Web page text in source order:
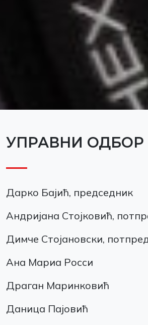
УПРАВНИ ОДБОР
Дарко Бајић, председник
Андријана Стојковић,
Димче Стојановски,
Ана Мариа Росси
Драган Маринковић
Даница Пајовић